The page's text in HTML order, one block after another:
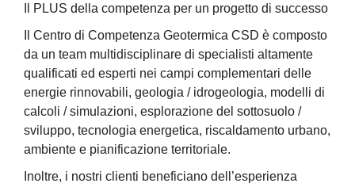
Il PLUS della competenza per un progetto di successo
Il Centro di Competenza Geotermica CSD è composto
da un team multidisciplinare di specialisti altamente
qualificati ed esperti nei campi complementari delle
energie rinnovabili, geologia / idrogeologia, modelli di
calcoli / simulazioni, esplorazione del sottosuolo /
sviluppo, tecnologia energetica, riscaldamento urbano,
ambiente e pianificazione territoriale.
Inoltre, i nostri clienti beneficiano dell’esperienza